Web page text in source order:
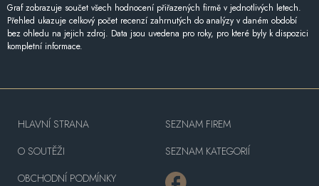
Graf zobrazuje součet všech hodnocení přiřazených firmě v jednotlivých letech.
Přehled ukazuje celkový počet recenzí zahrnutých do analýzy v daném období
bez ohledu na jejich zdroj. Data jsou uvedena pro roky, pro které byly k dispozici
kompletní informace.
HLAVNÍ STRANA
O SOUTĚŽI
OBCHODNÍ PODMÍNKY
SEZNAM FIREM
SEZNAM KATEGORIÍ